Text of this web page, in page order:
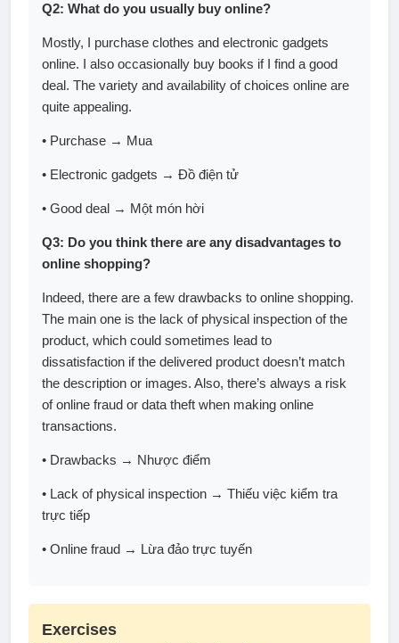
Q2: What do you usually buy online?
Mostly, I purchase clothes and electronic gadgets
online. I also occasionally buy books if I find a good
deal. The variety and availability of choices online are
quite appealing.
• Purchase → Mua
• Electronic gadgets → Đồ điện tử
• Good deal → Một món hời
Q3: Do you think there are any disadvantages to
online shopping?
Indeed, there are a few drawbacks to online shopping.
The main one is the lack of physical inspection of the
product, which could sometimes lead to
dissatisfaction if the delivered product doesn’t match
the description or images. Also, there’s always a risk
of online fraud or data theft when making online
transactions.
• Drawbacks → Nhược điểm
• Lack of physical inspection → Thiếu việc kiểm tra
trực tiếp
• Online fraud → Lừa đảo trực tuyến
Exercises